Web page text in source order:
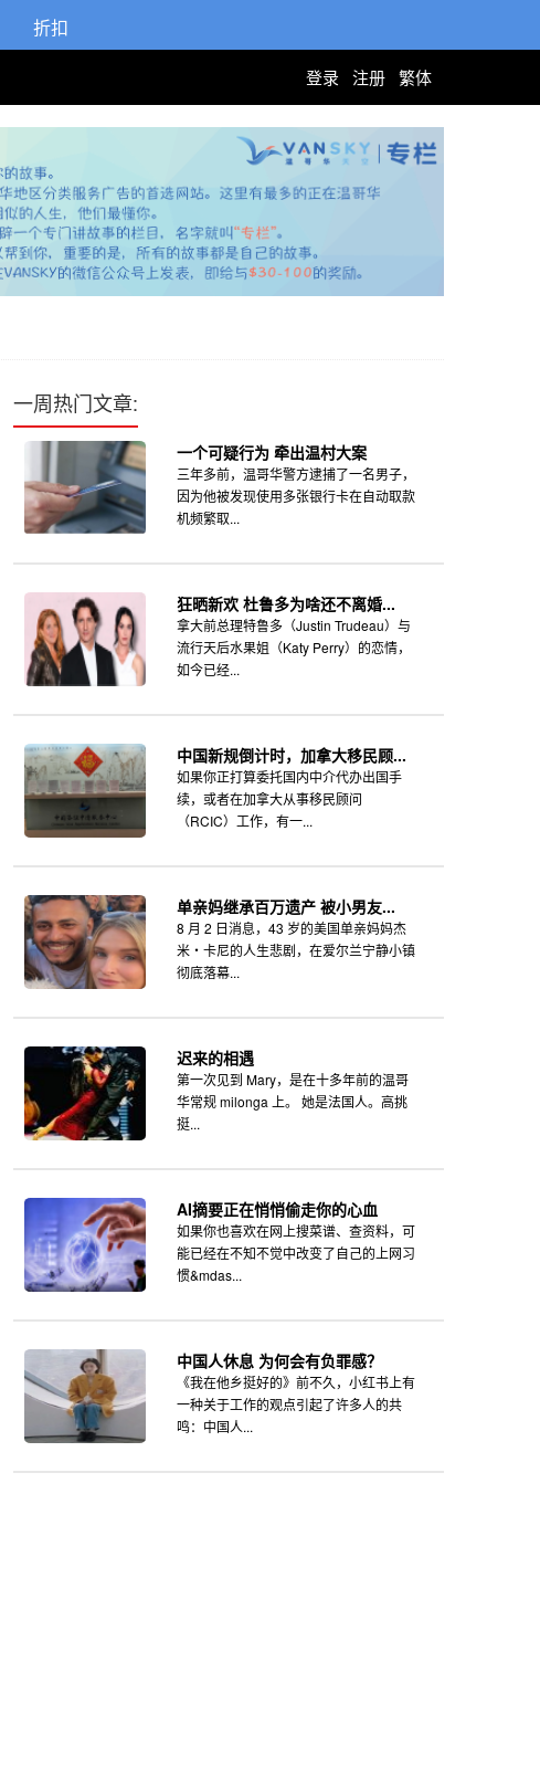
折扣
登录 注册 繁体
一周热门文章:
一个可疑行为 牵出温村大案
三年多前，温哥华警方逮捕了一名男子，
因为他被发现使用多张银行卡在自动取款
机频繁取...
狂晒新欢 杜鲁多为啥还不离婚...
拿大前总理特鲁多（Justin Trudeau）与
流行天后水果姐（Katy Perry）的恋情，
如今已经...
中国新规倒计时，加拿大移民顾...
如果你正打算委托国内中介代办出国手
续，或者在加拿大从事移民顾问
（RCIC）工作，有一...
单亲妈继承百万遗产 被小男友...
8 月 2 日消息，43 岁的美国单亲妈妈杰
米・卡尼的人生悲剧，在爱尔兰宁静小镇
彻底落幕...
迟来的相遇
第一次见到 Mary，是在十多年前的温哥
华常规 milonga 上。 她是法国人。高挑
挺...
AI摘要正在悄悄偷走你的心血
如果你也喜欢在网上搜菜谱、查资料，可
能已经在不知不觉中改变了自己的上网习
惯&mdas...
中国人休息 为何会有负罪感？
《我在他乡挺好的》前不久，小红书上有
一种关于工作的观点引起了许多人的共
鸣：中国人...